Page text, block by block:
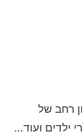
רחב של
ילדים ועוד…